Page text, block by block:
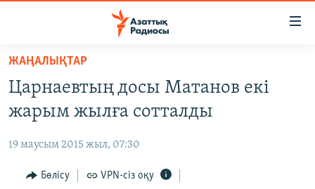
Skip
main
content
to
Navigation
САЯСАТ
AZATTYQTV
ҚАҢТАР ОҚИҒАСЫ
АДАМ ҚҰҚЫҚТАРЫ
ЖАҢАЛЫҚТАР
Царнаевтың досы Матанов екі
жарым жылға сотталды
19 маусым 2015 жыл, 07:30
Бөлісу VPN-сіз оқу